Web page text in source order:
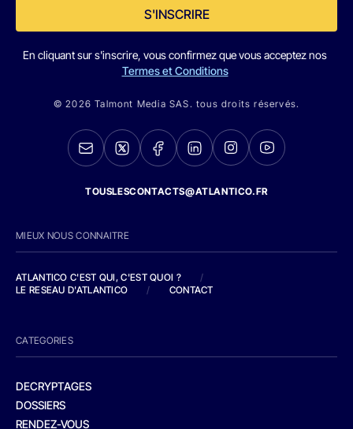
S'INSCRIRE
En cliquant sur s'inscrire, vous confirmez que vous acceptez nos
Termes et Conditions
© 2026 Talmont Media SAS. tous droits réservés.
TOUSLESCONTACTS@ATLANTICO.FR
MIEUX NOUS CONNAITRE
ATLANTICO C'EST QUI, C'EST QUOI ?
/
LE RESEAU D'ATLANTICO
/ CONTACT
CATEGORIES
DECRYPTAGES
DOSSIERS
RENDEZ-VOUS